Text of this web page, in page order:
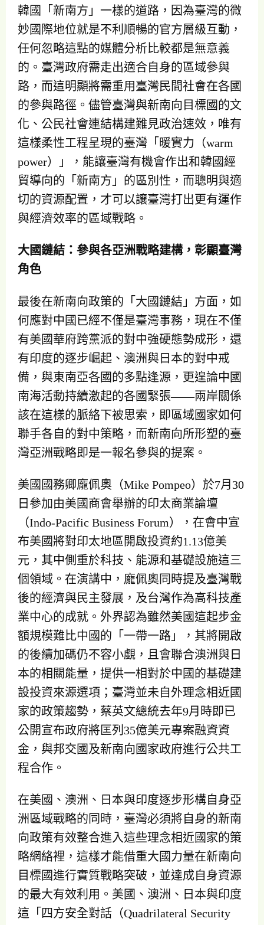
韓國「新南方」一樣的道路，因為臺灣的微
妙國際地位就是不利順暢的官方層級互動，
任何忽略這點的媒體分析比較都是無意義
的。臺灣政府需走出適合自身的區域參與
路，而這明顯將需重用臺灣民間社會在各國
的參與路徑。儘管臺灣與新南向目標國的文
化、公民社會連結構建難見政治速效，唯有
這樣柔性工程呈現的臺灣「暖實力（warm
power）」，能讓臺灣有機會作出和韓國經
貿導向的「新南方」的區別性，而聰明與適
切的資源配置，才可以讓臺灣打出更有運作
與經濟效率的區域戰略。
大國鏈結：參與各亞洲戰略建構，彰顯臺灣
角色
最後在新南向政策的「大國鏈結」方面，如
何應對中國已經不僅是臺灣事務，現在不僅
有美國華府跨黨派的對中強硬態勢成形，還
有印度的逐步崛起、澳洲與日本的對中戒
備，與東南亞各國的多點逢源，更遑論中國
南海活動持續激起的各國緊張——兩岸關係
該在這樣的脈絡下被思索，即區域國家如何
聯手各自的對中策略，而新南向所形塑的臺
灣亞洲戰略即是一報名參與的提案。
美國國務卿龐佩奧（Mike Pompeo）於7月30
日參加由美國商會舉辦的印太商業論壇
（Indo-Pacific Business Forum），在會中宣
布美國將對印太地區開啟投資約1.13億美
元，其中側重於科技、能源和基礎設施這三
個領域。在演講中，龐佩奧同時提及臺灣戰
後的經濟與民主發展，及台灣作為高科技產
業中心的成就。外界認為雖然美國這起步金
額規模難比中國的「一帶一路」，其將開啟
的後續加碼仍不容小覷，且會聯合澳洲與日
本的相關能量，提供一相對於中國的基礎建
設投資來源選項；臺灣並未自外理念相近國
家的政策趨勢，蔡英文總統去年9月時即已
公開宣布政府將匡列35億美元專案融資資
金，與邦交國及新南向國家政府進行公共工
程合作。
在美國、澳洲、日本與印度逐步形構自身亞
洲區域戰略的同時，臺灣必須將自身的新南
向政策有效整合進入這些理念相近國家的策
略網絡裡，這樣才能借重大國力量在新南向
目標國進行實質戰略突破，並達成自身資源
的最大有效利用。美國、澳洲、日本與印度
這「四方安全對話（Quadrilateral Security